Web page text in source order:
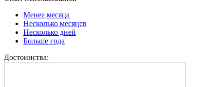
Менее месяца
Несколько месяцев
Несколько дней
Больше года
Достоинства: